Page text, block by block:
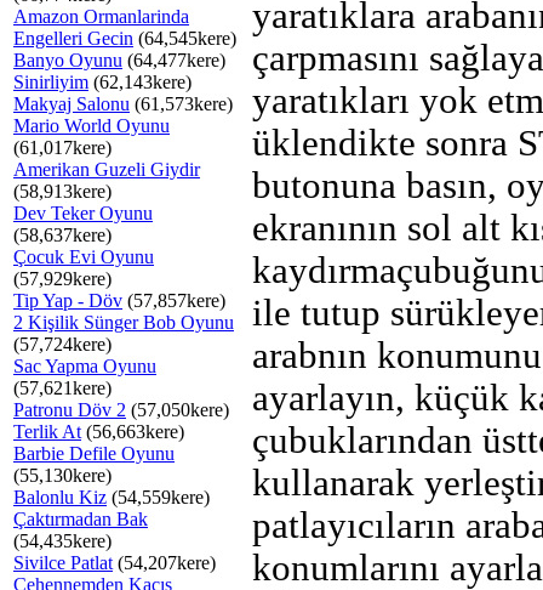
Amazon Ormanlarinda
Engelleri Gecin (64,545kere)
Banyo Oyunu (64,477kere)
Sinirliyim (62,143kere)
Makyaj Salonu (61,573kere)
Mario World Oyunu
(61,017kere)
Amerikan Guzeli Giydir
(58,913kere)
Dev Teker Oyunu
(58,637kere)
Çocuk Evi Oyunu
(57,929kere)
Tip Yap - Döv (57,857kere)
2 Kişilik Sünger Bob Oyunu
(57,724kere)
Sac Yapma Oyunu
(57,621kere)
Patronu Döv 2 (57,050kere)
Terlik At (56,663kere)
Barbie Defile Oyunu
(55,130kere)
Balonlu Kiz (54,559kere)
Çaktırmadan Bak
(54,435kere)
Sivilce Patlat (54,207kere)
Cehennemden Kaçış
yaratıklara
çarpmasını
yaratıkları yok
üklendikte sonra
butonuna basın,
ekranının sol alt
ile tutup
arabnın konumunu
ayarlayın, küçük
çubuklarından
kullanarak
patlayıcıların
konumlarını